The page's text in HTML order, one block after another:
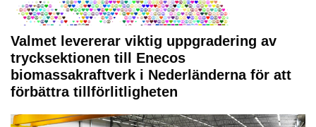
Valmet levererar viktig uppgradering av
trycksektionen till Enecos
biomassakraftverk i Nederländerna för att
förbättra tillförlitligheten